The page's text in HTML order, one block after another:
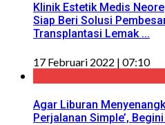
Klinik Estetik Medis
Siap Beri Solusi
Transplantasi Lemak ...
17 Februari 2022 | 07:10
Agar Liburan
Perjalanan Simple’,